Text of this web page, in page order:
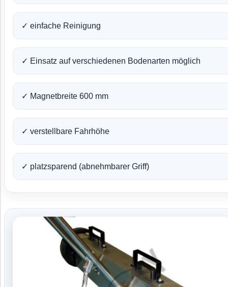
✓ einfache Reinigung
✓ Einsatz auf verschiedenen Bodenarten möglich
✓ Magnetbreite 600 mm
✓ verstellbare Fahrhöhe
✓ platzsparend (abnehmbarer Griff)